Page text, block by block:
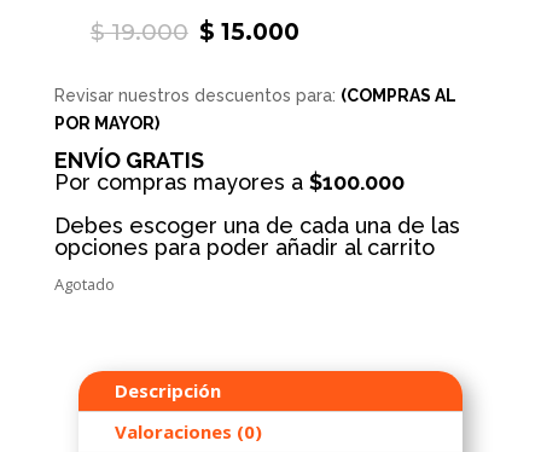
$19.000 Original
price
was:
$ 19.000.
$ 15.000Current
is:
$ 15.000.
Revisar nuestros descuentos para: (COMPRAS AL
POR MAYOR)
ENVÍO GRATIS
Por compras mayores a $100.000
Debes escoger una de cada una de las
opciones para poder añadir al carrito
Agotado
Descripción
Valoraciones (0)